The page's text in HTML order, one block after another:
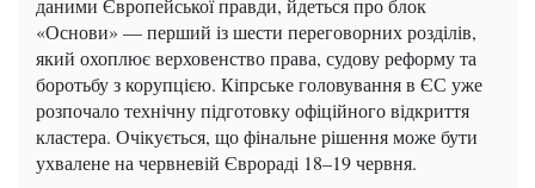
даними Європейської правди, йдеться про блок
«Основи» — перший із шести переговорних розділів,
який охоплює верховенство права, судову реформу та
боротьбу з корупцією. Кіпрське головування в ЄС уже
розпочало технічну підготовку офіційного відкриття
кластера. Очікується, що фінальне рішення може бути
ухвалене на червневій Єврораді 18–19 червня.